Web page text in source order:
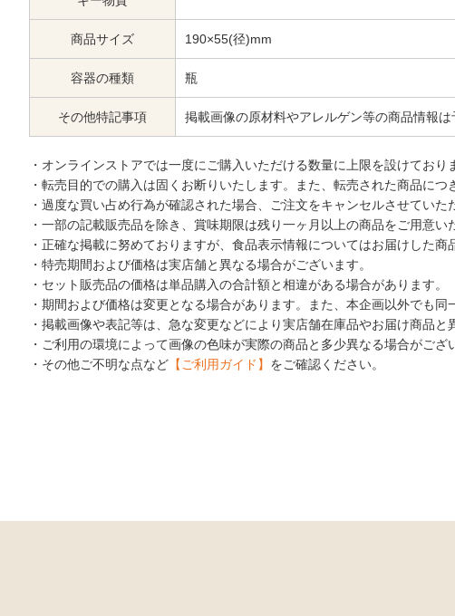
商品サイズ 190×55(径)mm
容器の種類 瓶
その他特記事項 掲載画像の原材料やアレルゲン等の商品情報
・オンラインストアでは一度にご購入いただける数量に上限を設けており
・転売目的での購入は固くお断りいたします。また、転売された商品につ
・過度な買い占め行為が確認された場合、ご注文をキャンセルさせていた
・一部の記載販売品を除き、賞味期限は残り一ヶ月以上の商品をご用意い
・正確な掲載に努めておりますが、食品表示情報についてはお届けした商
・特売期間および価格は実店舗と異なる場合がございます。
・セット販売品の価格は単品購入の合計額と相違がある場合があります。
・期間および価格は変更となる場合があります。また、本企画以外でも同
・掲載画像や表記等は、急な変更などにより実店舗在庫品やお届け商品と
・ご利用の環境によって画像の色味が実際の商品と多少異なる場合がござ
・その他ご不明な点など 【ご利用ガイド】 をご確認ください。